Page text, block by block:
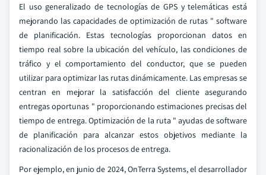
El uso generalizado de tecnologías de GPS y telemáticas está
mejorando las capacidades de optimización de rutas " software
de planificación. Estas tecnologías proporcionan datos en
tiempo real sobre la ubicación del vehículo, las condiciones de
tráfico y el comportamiento del conductor, que se pueden
utilizar para optimizar las rutas dinámicamente. Las empresas se
centran en mejorar la satisfacción del cliente asegurando
entregas oportunas " proporcionando estimaciones precisas del
tiempo de entrega. Optimización de la ruta " ayudas de software
de planificación para alcanzar estos objetivos mediante la
racionalización de los procesos de entrega.
Por ejemplo, en junio de 2024, OnTerra Systems, el desarrollador